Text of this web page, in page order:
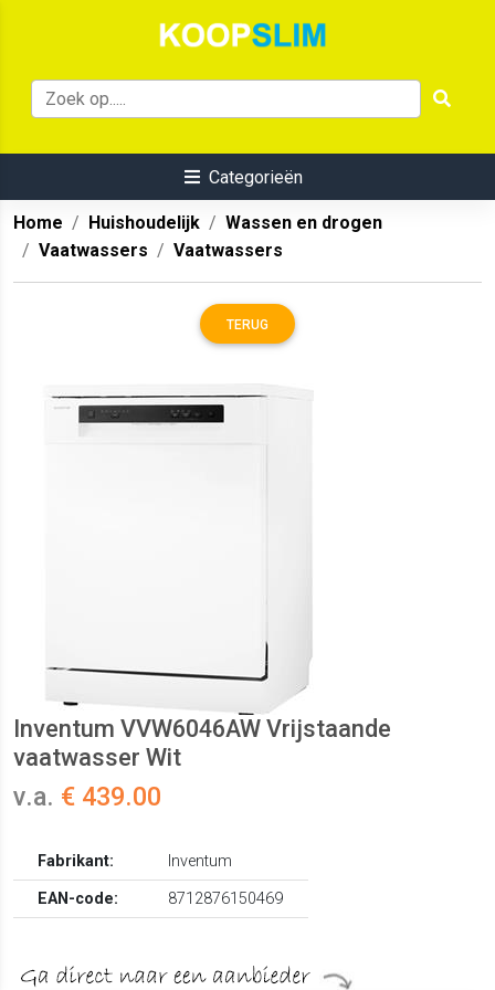
Categorieën
Home Huishoudelijk
Wassen en drogen
Vaatwassers
Vaatwassers
TERUG
Inventum VVW6046AW Vrijstaande
vaatwasser Wit
v.a. € 439.00
Fabrikant:
Inventum
EAN-code:
8712876150469